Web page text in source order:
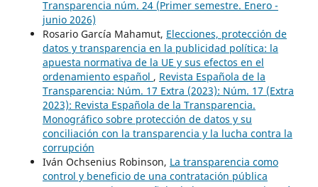
Transparencia núm. 24 (Primer semestre. Enero -
junio 2026)
Rosario García Mahamut, Elecciones, protección de
datos y transparencia en la publicidad política: la
apuesta normativa de la UE y sus efectos en el
ordenamiento español , Revista Española de la
Transparencia: Núm. 17 Extra (2023): Núm. 17 (Extra
2023): Revista Española de la Transparencia.
Monográfico sobre protección de datos y su
conciliación con la transparencia y la lucha contra la
corrupción
Iván Ochsenius Robinson, La transparencia como
control y beneficio de una contratación pública